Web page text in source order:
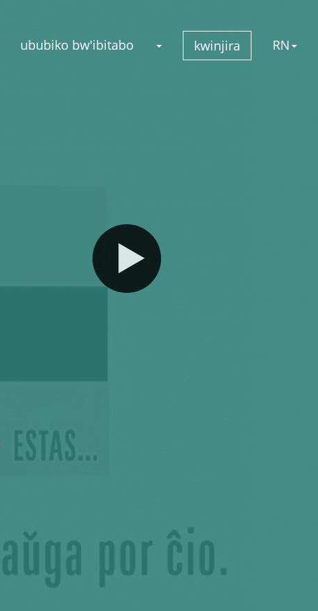
ububiko bw'ibitabo kwinjira RN